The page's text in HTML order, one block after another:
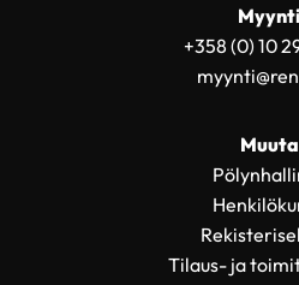
Myynti
+358 (0) 10
Muuta
Tilaus- ja